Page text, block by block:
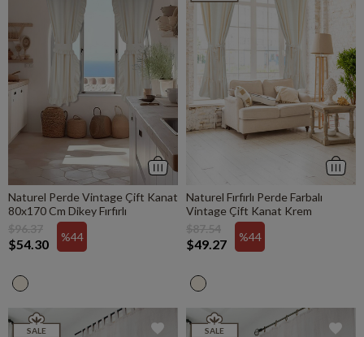
Naturel Perde Vintage Çift Kanat
80x170 Cm Dikey Fırfırlı
$54.30
$96.37
%44
Naturel Fırfırlı Perde Farbalı
Vintage Çift Kanat Krem
$49.27
$87.54
%44
SALE SALE